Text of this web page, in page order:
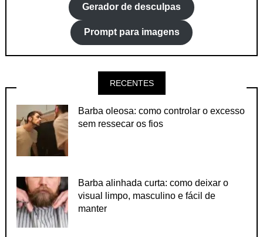
Gerador de desculpas
Prompt para imagens
RECENTES
Barba oleosa: como controlar o excesso
sem ressecar os fios
Barba alinhada curta: como deixar o
visual limpo, masculino e fácil de
manter